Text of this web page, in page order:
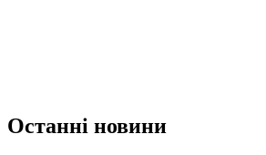
Останні новини